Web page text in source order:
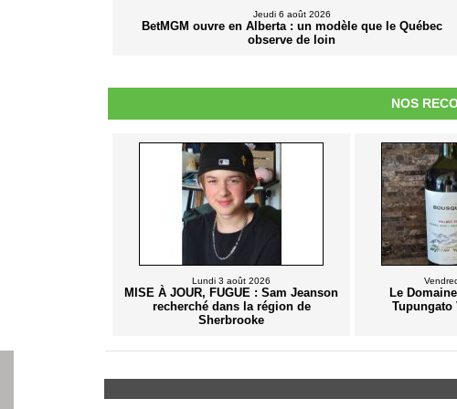
Jeudi 6 août 2026
BetMGM ouvre en Alberta : un modèle que le Québec
observe de loin
NOS
Lundi 3 août 2026
MISE À JOUR, FUGUE : Sam Jeanson
recherché dans la région de
Sherbrooke
Le
Tupungato